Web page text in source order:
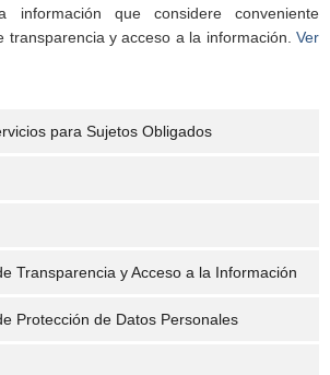
información que considere conveniente
transparencia y acceso a la información. Ver
para Sujetos Obligados
Transparencia y Acceso a la Información
Protección de Datos Personales